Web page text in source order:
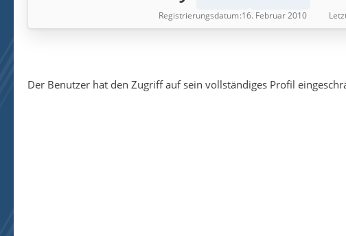
Registrierungsdatum 16. Februar 2010
Der Benutzer hat den Zugriff auf sein vollständiges Profil